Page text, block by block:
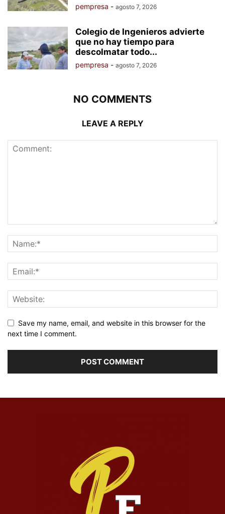
pempresa - agosto 7, 2026
Colegio de Ingenieros advierte
que no hay tiempo para
descolmatar todo...
pempresa - agosto 7, 2026
NO COMMENTS
LEAVE A REPLY
Save my name, email, and website in this browser for the
next time I comment.